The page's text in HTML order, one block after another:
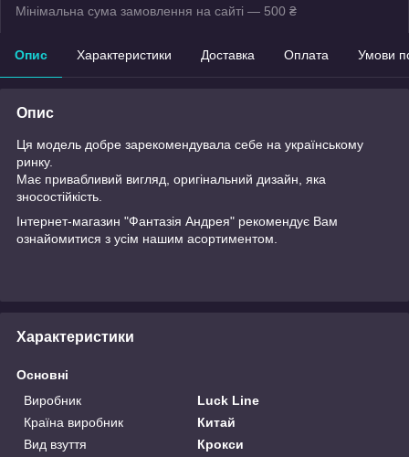
Мінімальна сума замовлення на сайті — 500 ₴
Опис Характеристики Доставка Оплата Умови
Опис
Ця модель добре зарекомендувала себе на українському
ринку.
Має привабливий вигляд, оригінальний дизайн, яка
зносостійкість.
Інтернет-магазин "Фантазія Андрея" рекомендує Вам
ознайомитися з усім нашим асортиментом.
Характеристики
Основні
Виробник
Luck Line
Країна виробник
Китай
Вид взуття
Крокси